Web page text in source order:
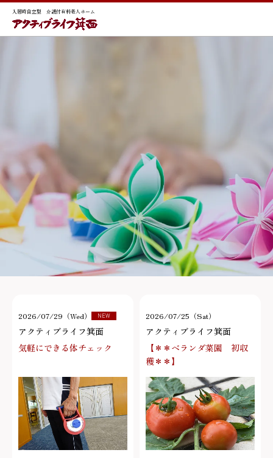
入居時自立型 介護付有料老人ホーム
2026/07/29（Wed） NEW
アクティブライフ箕面
気軽にできる体チェック
2026/07/25（Sat）
アクティブライフ箕面
【＊＊ベランダ菜園 初収
穫＊＊】